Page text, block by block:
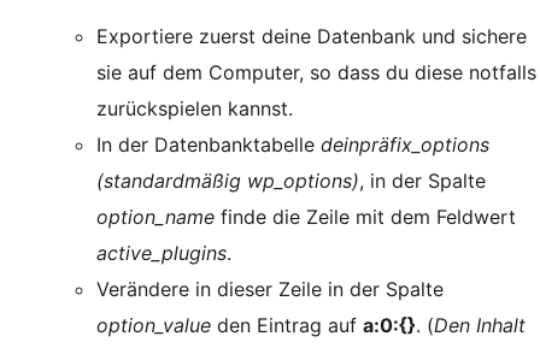
Exportiere zuerst deine Datenbank und sichere
sie auf dem Computer, so dass du diese notfalls
zurückspielen kannst.
In der Datenbanktabelle deinpräfix_options
(standardmäßig wp_options), in der Spalte
option_name finde die Zeile mit dem Feldwert
active_plugins.
Verändere in dieser Zeile in der Spalte
option_value den Eintrag auf a:0:{}. (Den Inhalt